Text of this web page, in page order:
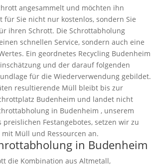
angesammelt und möchten ihn
für Sie nicht nur kostenlos, sondern Sie
ihren Schrott. Die Schrottabholung
schnellen Service, sondern auch eine
Ein geordnetes Recycling Budenheim
und der darauf folgenden
für die Wiederverwendung gebildet.
resultierende Müll bleibt bis zur
Budenheim und landet nicht
in Budenheim , unserem
Festangebotes, setzen wir zu
Müll und Ressourcen an.
in Budenheim
die Kombination aus Altmetall,